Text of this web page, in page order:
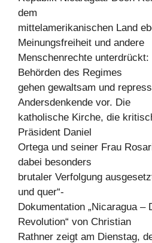
dem
mittelamerikanischen Land
Meinungsfreiheit und andere
Menschenrechte
Behörden des Regimes
gehen gewaltsam und
Andersdenkende vor. Die
katholische Kirche, die
Präsident Daniel
Ortega und seiner Frau
dabei besonders
brutaler Verfolgung
und quer“-
Dokumentation „Nicaragua –
Revolution“ von Christian
Rathner zeigt am Dienstag,